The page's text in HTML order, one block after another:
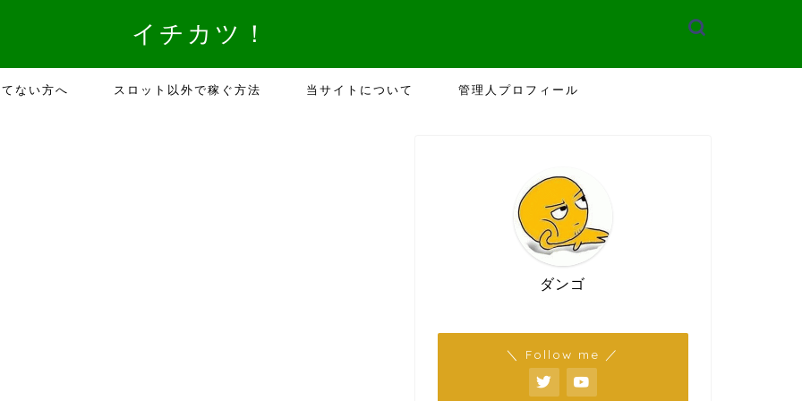
イチカツ！
ない方へ スロット以外で稼ぐ方法 当サイトについて 管理人プロフィール
ダンゴ
＼ Follow me ／